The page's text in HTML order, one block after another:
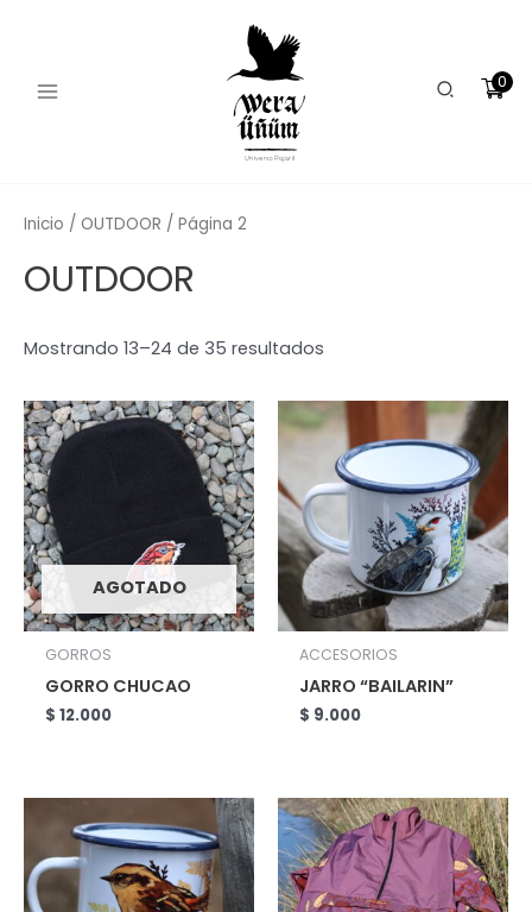
Buscar
0
Inicio / OUTDOOR / Página 2
OUTDOOR
Mostrando 13–24 de 35 resultados
AGOTADO
GORROS
GORRO CHUCAO
$ 12.000
ACCESORIOS
JARRO “BAILARIN”
$ 9.000